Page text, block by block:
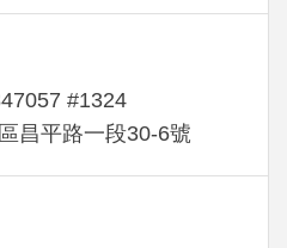
#1324
昌平路一段30-6號